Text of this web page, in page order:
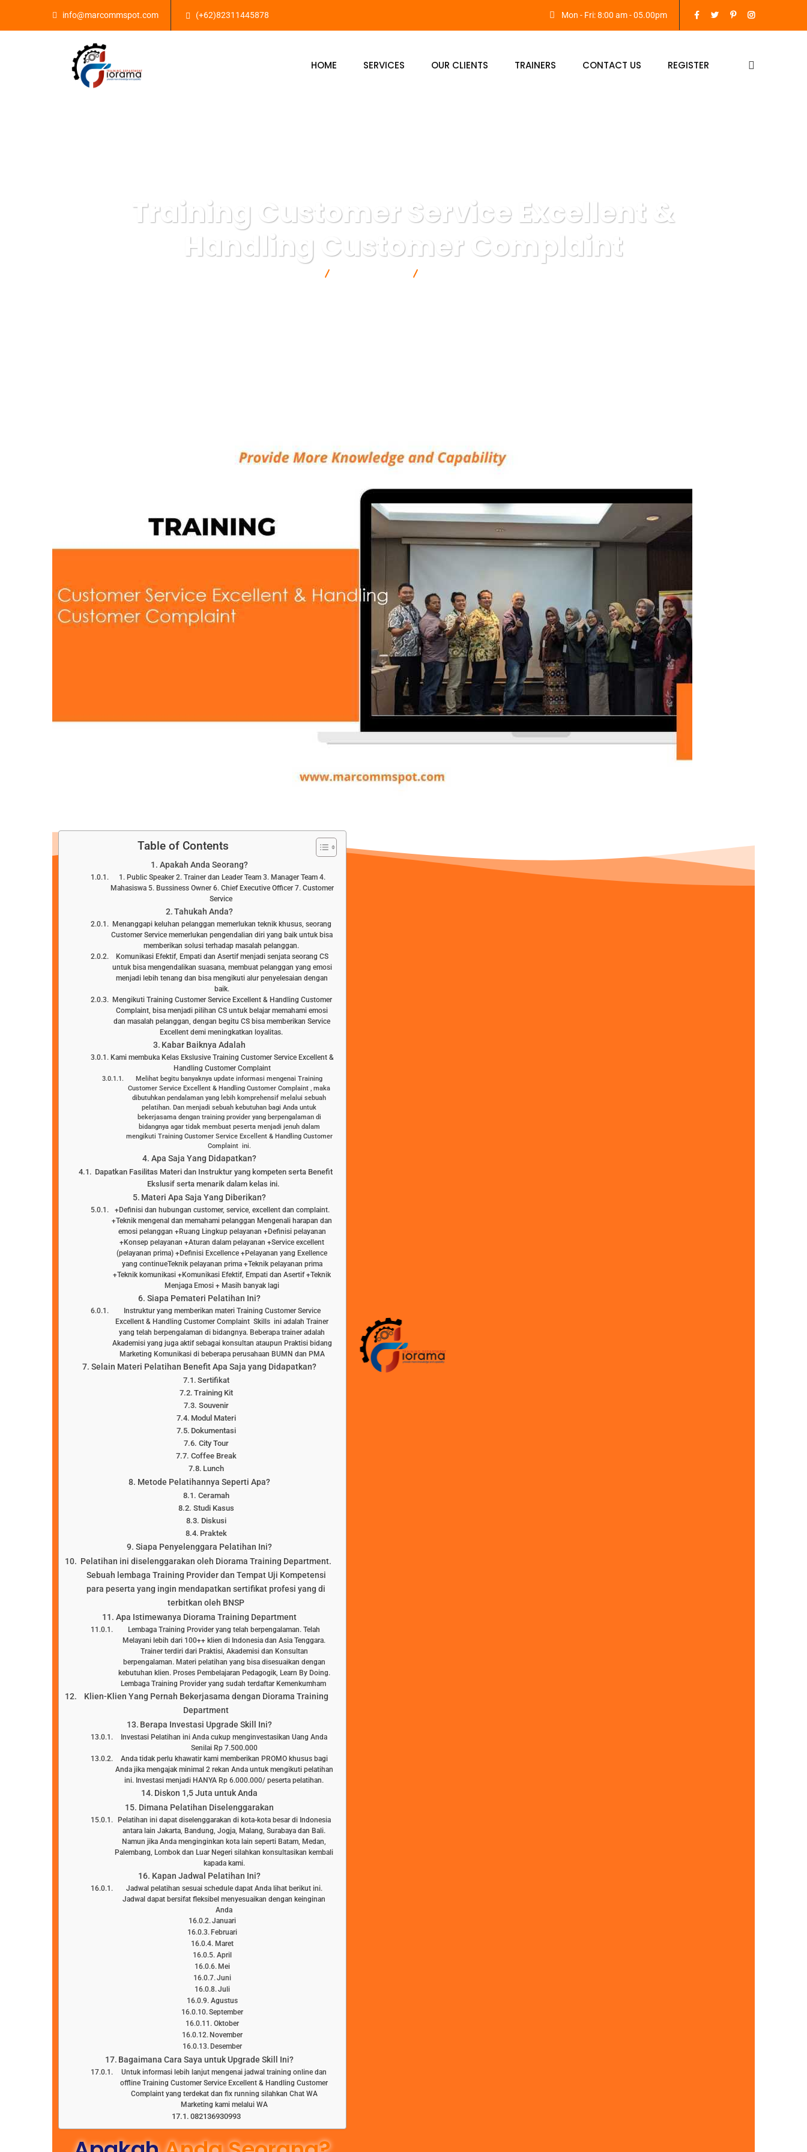
info@marcommspot.com (+62)82311445878 Mon - Fri: 8:00 am - 05.00pm
HOME SERVICES OUR CLIENTS TRAINERS CONTACT US REGISTER
Training Customer Service Excellent &
Handling Customer Complaint
Table of Contents
Apakah Anda Seorang?
1. Public Speaker 2. Trainer dan Leader Team 3. Manager Team 4.
Mahasiswa 5. Bussiness Owner 6. Chief Executive Officer 7. Customer
Service
Tahukah Anda?
Menanggapi keluhan pelanggan memerlukan teknik khusus, seorang
Customer Service memerlukan pengendalian diri yang baik untuk bisa
memberikan solusi terhadap masalah pelanggan.
Komunikasi Efektif, Empati dan Asertif menjadi senjata seorang CS
untuk bisa mengendalikan suasana, membuat pelanggan yang emosi
menjadi lebih tenang dan bisa mengikuti alur penyelesaian dengan
baik.
Mengikuti Training Customer Service Excellent & Handling Customer
Complaint, bisa menjadi pilihan CS untuk belajar memahami emosi
dan masalah pelanggan, dengan begitu CS bisa memberikan Service
Excellent demi meningkatkan loyalitas.
Kabar Baiknya Adalah
Kami membuka Kelas Ekslusive Training Customer Service Excellent &
Handling Customer Complaint
Melihat begitu banyaknya update informasi mengenai Training
Customer Service Excellent & Handling Customer Complaint , maka
dibutuhkan pendalaman yang lebih komprehensif melalui sebuah
pelatihan. Dan menjadi sebuah kebutuhan bagi Anda untuk
bekerjasama dengan training provider yang berpengalaman di
bidangnya agar tidak membuat peserta menjadi jenuh dalam
mengikuti Training Customer Service Excellent & Handling Customer
Complaint ini.
Apa Saja Yang Didapatkan?
Dapatkan Fasilitas Materi dan Instruktur yang kompeten serta Benefit
Ekslusif serta menarik dalam kelas ini.
Materi Apa Saja Yang Diberikan?
+Definisi dan hubungan customer, service, excellent dan complaint.
+Teknik mengenal dan memahami pelanggan Mengenali harapan dan
emosi pelanggan +Ruang Lingkup pelayanan +Definisi pelayanan
+Konsep pelayanan +Aturan dalam pelayanan +Service excellent
(pelayanan prima) +Definisi Excellence +Pelayanan yang Exellence
yang continueTeknik pelayanan prima +Teknik pelayanan prima
+Teknik komunikasi +Komunikasi Efektif, Empati dan Asertif +Teknik
Menjaga Emosi + Masih banyak lagi
Siapa Pemateri Pelatihan Ini?
Instruktur yang memberikan materi Training Customer Service
Excellent & Handling Customer Complaint Skills ini adalah Trainer
yang telah berpengalaman di bidangnya. Beberapa trainer adalah
Akademisi yang juga aktif sebagai konsultan ataupun Praktisi bidang
Marketing Komunikasi di beberapa perusahaan BUMN dan PMA
Selain Materi Pelatihan Benefit Apa Saja yang Didapatkan?
Sertifikat
Training Kit
Souvenir
Modul Materi
Dokumentasi
City Tour
Coffee Break
Lunch
Metode Pelatihannya Seperti Apa?
Ceramah
Studi Kasus
Diskusi
Praktek
Siapa Penyelenggara Pelatihan Ini?
Pelatihan ini diselenggarakan oleh Diorama Training Department.
Sebuah lembaga Training Provider dan Tempat Uji Kompetensi
para peserta yang ingin mendapatkan sertifikat profesi yang di
terbitkan oleh BNSP
Apa Istimewanya Diorama Training Department
Lembaga Training Provider yang telah berpengalaman. Telah
Melayani lebih dari 100++ klien di Indonesia dan Asia Tenggara.
Trainer terdiri dari Praktisi, Akademisi dan Konsultan
berpengalaman. Materi pelatihan yang bisa disesuaikan dengan
kebutuhan klien. Proses Pembelajaran Pedagogik, Learn By Doing.
Lembaga Training Provider yang sudah terdaftar Kemenkumham
Klien-Klien Yang Pernah Bekerjasama dengan Diorama Training
Department
Berapa Investasi Upgrade Skill Ini?
Investasi Pelatihan ini Anda cukup menginvestasikan Uang Anda
Senilai Rp 7.500.000
Anda tidak perlu khawatir kami memberikan PROMO khusus bagi
Anda jika mengajak minimal 2 rekan Anda untuk mengikuti pelatihan
ini. Investasi menjadi HANYA Rp 6.000.000/ peserta pelatihan.
Diskon 1,5 Juta untuk Anda
Dimana Pelatihan Diselenggarakan
Pelatihan ini dapat diselenggarakan di kota-kota besar di Indonesia
antara lain Jakarta, Bandung, Jogja, Malang, Surabaya dan Bali.
Namun jika Anda menginginkan kota lain seperti Batam, Medan,
Palembang, Lombok dan Luar Negeri silahkan konsultasikan kembali
kapada kami.
Kapan Jadwal Pelatihan Ini?
Jadwal pelatihan sesuai schedule dapat Anda lihat berikut ini.
Jadwal dapat bersifat fleksibel menyesuaikan dengan keinginan
Anda
Januari
Februari
Maret
April
Mei
Juni
Juli
Agustus
September
Oktober
November
Desember
Bagaimana Cara Saya untuk Upgrade Skill Ini?
Untuk informasi lebih lanjut mengenai jadwal training online dan
offline Training Customer Service Excellent & Handling Customer
Complaint yang terdekat dan fix running silahkan Chat WA
Marketing kami melalui WA
082136930993